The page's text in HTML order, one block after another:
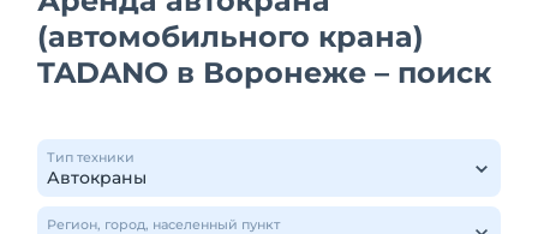
(автомобильного крана)
TADANO в Воронеже – поиск
Тип техники
Регион, город, населенный пункт